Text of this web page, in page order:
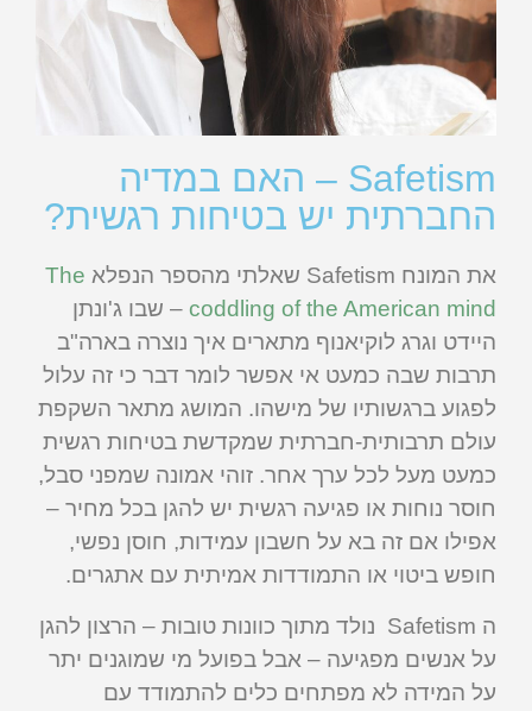
Safetism – האם במדיה
החברתית יש בטיחות רגשית?
את המונח Safetism שאלתי מהספר הנפלא
The
coddling of the American mind – שבו ג'ונתן
היידט וגרג לוקיאנוף מתארים איך נוצרה בארה"ב
תרבות שבה כמעט אי אפשר לומר דבר כי זה עלול
לפגוע ברגשותיו של מישהו. המושג מתאר השקפת
עולם תרבותית-חברתית שמקדשת בטיחות רגשית
כמעט מעל לכל ערך אחר. זוהי אמונה שמפני סבל,
חוסר נוחות או פגיעה רגשית יש להגן בכל מחיר –
אפילו אם זה בא על חשבון עמידות, חוסן נפשי,
חופש ביטוי או התמודדות אמיתית עם אתגרים.
ה Safetism נולד מתוך כוונות טובות – הרצון להגן
על אנשים מפגיעה – אבל בפועל מי שמוגנים יתר
על המידה לא מפתחים כלים להתמודד עם